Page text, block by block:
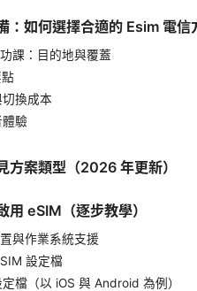
：如何選擇合適的 Esim 電信
課：目的地與覆蓋
換成本
驗
方案類型（2026 年更新）
用 eSIM（逐步教學）
與作業系統支援
設定檔
檔（以 iOS 與 Android 為例）